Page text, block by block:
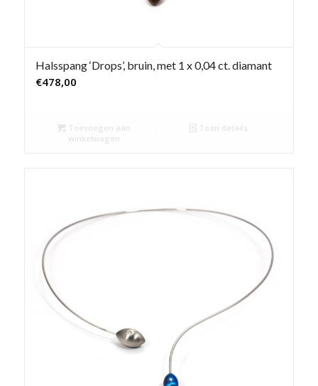
Halsspang ‘Drops’, bruin, met 1 x 0,04 ct. diamant
€478,00
Toevoegen aan
winkelwagen
Toon details